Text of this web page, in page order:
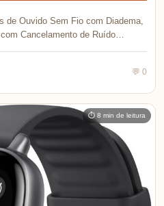
de Ouvido Sem Fio com Diadema,
Cancelamento de Ruído…
💬 0
⏱ 8 min de leitura